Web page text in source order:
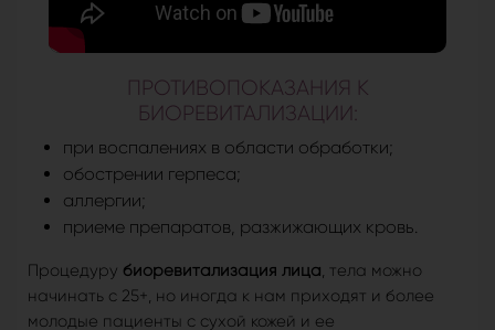
ПРОТИВОПОКАЗАНИЯ К
БИОРЕВИТАЛИЗАЦИИ:
при воспалениях в области обработки;
обострении герпеса;
аллергии;
приеме препаратов, разжижающих кровь.
Процедуру биоревитализация лица, тела можно
начинать с 25+, но иногда к нам приходят и более
молодые пациенты с сухой кожей и ее